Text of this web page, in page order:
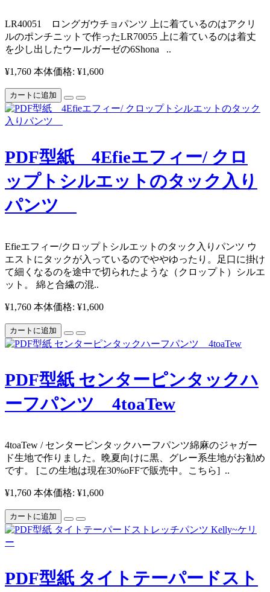
​ ​LR40051 ロングガウチョパンツ 上に着ているのはアクリ
ルのポンチニットで作ったLR70055 上に着ているのは着丈
を少し出したウールガーゼの6Shona ..
¥1,760 本体価格: ¥1,600
カートに追加
PDF型紙 4Efieエフィー/ クロ
ップトシルエットのタック入り
パンツ
Efieエフィー/クロップトシルエットのタック入りパンツ ウ
エストにタックが入っているのでややゆったり。足口に掛け
て細くなるのを途中で切られたような（クロップト）シルエ
ット。 綿と合繊の混..
¥1,760 本体価格: ¥1,600
カートに追加
PDF型紙 センターピンタックハ
ーフパンツ 4toaTew
4toaTew / センターピンタックハーフパンツ ​ 綿麻のジャガー
ド生地で作りました。晩夏向けに黒、グレー系生地がお勧め
です。 [この生地は現在30%oFFで販売中。こちら] ..
¥1,760 本体価格: ¥1,600
カートに追加
PDF型紙 タイトテーパードスト